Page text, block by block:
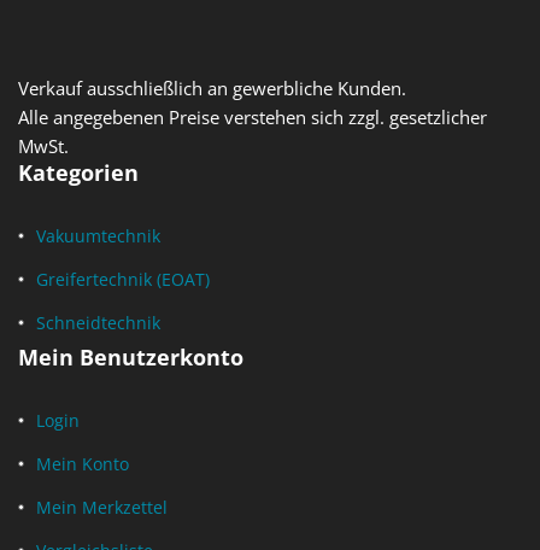
Verkauf ausschließlich an gewerbliche Kunden.
Alle angegebenen Preise verstehen sich zzgl. gesetzlicher
MwSt.
Kategorien
Vakuumtechnik
Greifertechnik (EOAT)
Schneidtechnik
Mein Benutzerkonto
Login
Mein Konto
Mein Merkzettel